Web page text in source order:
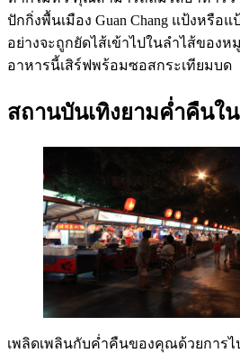
ปักกิ่งพื้นเมือง Guan Chang แป้งหรือ
อย่างจะถูกยัดไส้เข้าไปในลำไส้ของ
อาหารนี้เสิร์ฟพร้อมซอสกระเทียมบด
สถานบันเทิงยามค่ำคืนใ
เพลิดเพลินกับค่ำคืนของคุณด้วยการ